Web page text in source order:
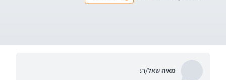
מאיהשאל/ה: